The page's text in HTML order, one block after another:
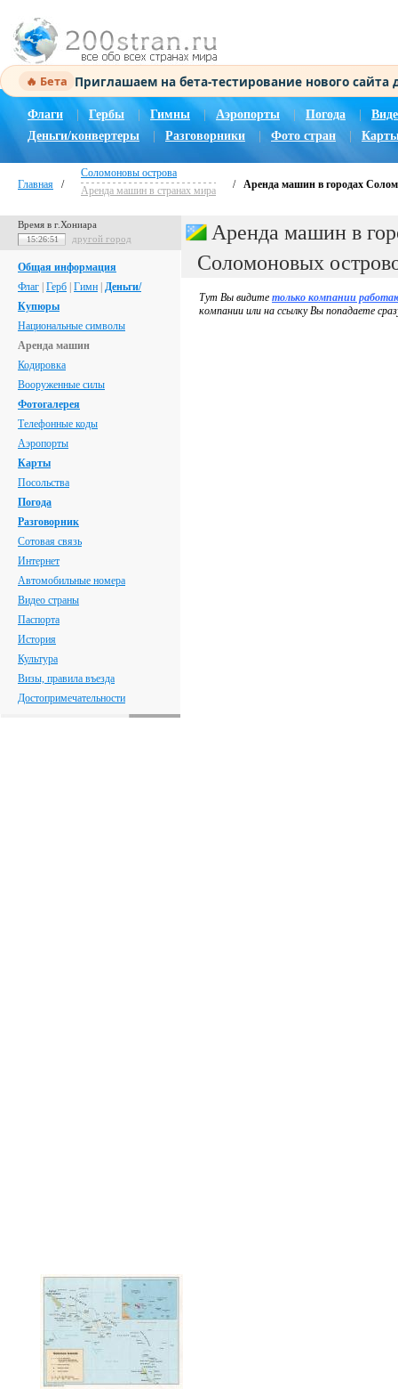
🔥 Бета Приглашаем на бета-тестирование нового
Флаги Гербы Гимны | Аэропорты Погода |
Деньги/конвертеры
Разговорники Фото стран
Главная /
Соломоновы острова
Аренда машин в странах мира
/ Аренда машин в городах
Время в г.Хониара
15:26:51 другой город
Общая информация
Флаг Герб Гимн Деньги/
Купюры
Национальные символы
Аренда машин
Кодировка
Вооруженные силы
Фотогалерея
Телефонные коды
Аэропорты
Карты
Посольства
Погода
Разговорник
Сотовая связь
Интернет
Автомобильные номера
Видео страны
Паспорта
История
Культура
Визы, правила въезда
Достопримечательности
Аренда машин в
Соломоновых
Тут Вы видите только компании
компании или на ссылку Вы попадаете